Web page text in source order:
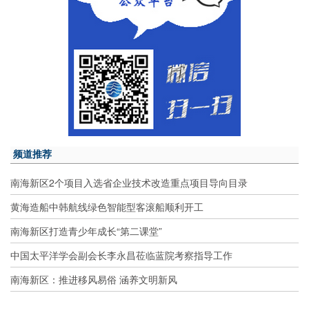
频道推荐
南海新区2个项目入选省企业技术改造重点项目导向目录
黄海造船中韩航线绿色智能型客滚船顺利开工
南海新区打造青少年成长“第二课堂”
中国太平洋学会副会长李永昌莅临蓝院考察指导工作
南海新区：推进移风易俗 涵养文明新风